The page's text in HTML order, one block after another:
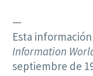
—
Esta
Information
septiembre de